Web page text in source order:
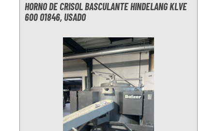
HORNO DE CRISOL BASCULANTE HINDELANG KLVE
600 O1846, USADO